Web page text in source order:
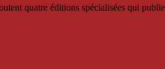
quatre éditions spécialisées qui